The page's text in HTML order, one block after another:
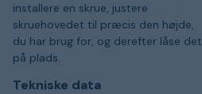
installere en skrue, justere
skruehovedet til præcis den højde,
du har brug for, og derefter låse det
på plads.
Tekniske data